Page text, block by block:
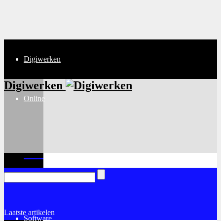
Digiwerken
Online
Software
Digiwerken
Laatste artikelen